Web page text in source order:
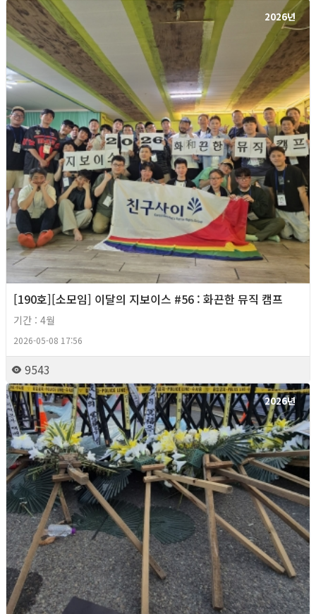
2026년
[190호][소모임] 이달의 지보이스 #56 : 화끈한 뮤직 캠프
기간 : 4월
2026-05-08 17:56
9543
2026년